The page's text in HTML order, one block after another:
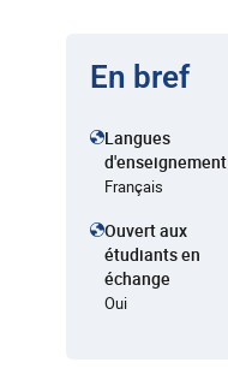
En bref
Langues
d'enseignement
Français
Ouvert aux
étudiants en
échange
Oui